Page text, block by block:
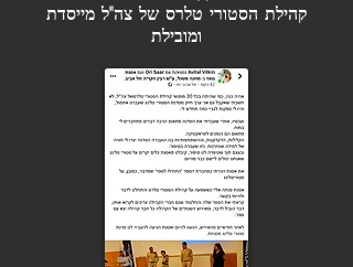
קהילת הסטורי טלרס של צה"למייסדת
ומובילת